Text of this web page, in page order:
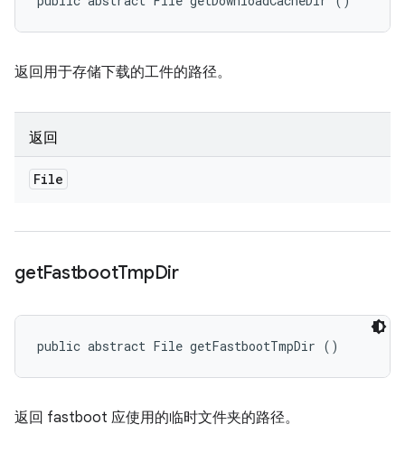
返回用于存储下载的工件的路径。
返回
File
getFastbootTmpDir
public abstract File getFastbootTmpDir ()
返回 fastboot 应使用的临时文件夹的路径。